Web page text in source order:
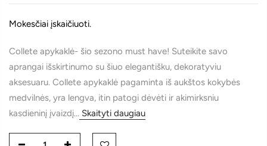
Mokesčiai įskaičiuoti.
Collete apykaklė- šio sezono must have! Suteikite savo
aprangai išskirtinumo su šiuo elegantišku, dekoratyviu
aksesuaru. Collete apykaklė pagaminta iš aukštos kokybės
medvilnės, yra lengva, itin patogi dėvėti ir akimirksniu
kasdieninį įvaizdį... Skaityti daugiau